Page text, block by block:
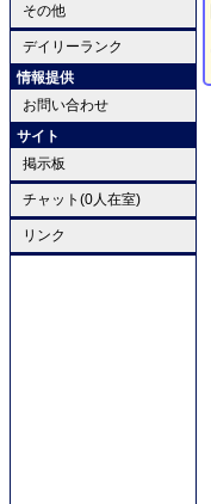
その他
デイリーランク
情報提供
お問い合わせ
サイト
掲示板
チャット(0人在室)
リンク